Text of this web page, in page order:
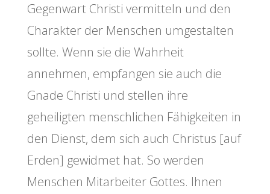
Gegenwart Christi vermitteln und den
Charakter der Menschen umgestalten
sollte. Wenn sie die Wahrheit
annehmen, empfangen sie auch die
Gnade Christi und stellen ihre
geheiligten menschlichen Fähigkeiten in
den Dienst, dem sich auch Christus [auf
Erden] gewidmet hat. So werden
Menschen Mitarbeiter Gottes. Ihnen